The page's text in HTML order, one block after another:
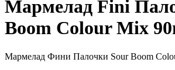
Мармелад Fini
Boom Colour Mix
Мармелад Фини Палочки Sour Boom